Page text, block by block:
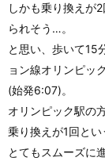
しかも乗り換えが
られそう…。
と思い、歩いて15
ョン線オリンピッ
(始発6:07)。
オリンピック駅の
乗り換えが1回とい
とてもスムーズに